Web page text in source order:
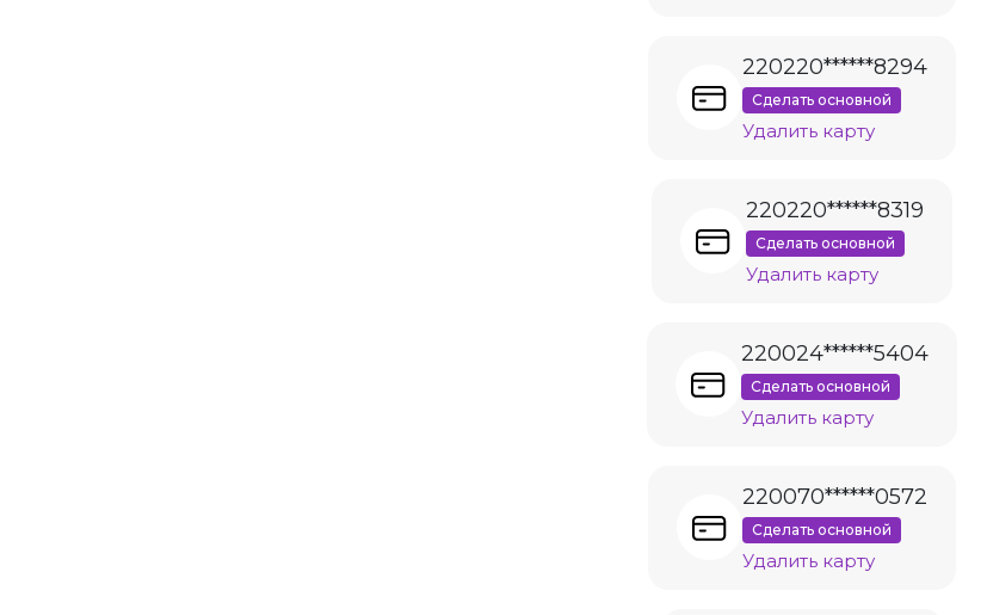
220220******8294
Сделать основной
Удалить карту
220220******8319
Сделать основной
Удалить карту
220024******5404
Сделать основной
Удалить карту
220070******0572
Сделать основной
Удалить карту